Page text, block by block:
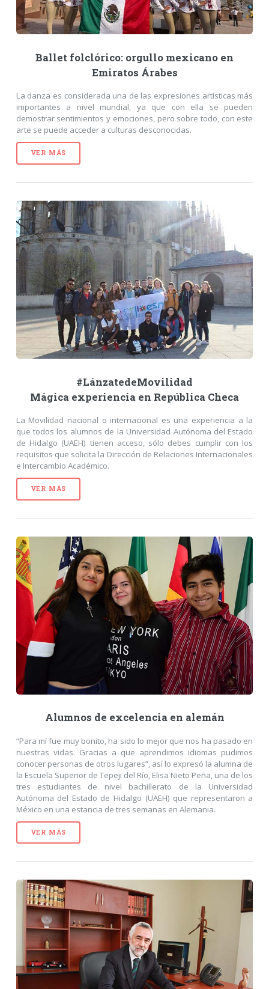
Ballet folclórico: orgullo mexicano en
Emiratos Árabes
La danza es considerada una de las expresiones artísticas más
importantes a nivel mundial, ya que con ella se pueden
demostrar sentimientos y emociones, pero sobre todo, con este
arte se puede acceder a culturas desconocidas.
VER MÁS
#LánzatedeMovilidad
Mágica experiencia en República Checa
La Movilidad nacional o internacional es una experiencia a la
que todos los alumnos de la Universidad Autónoma del Estado
de Hidalgo (UAEH) tienen acceso, sólo debes cumplir con los
requisitos que solicita la Dirección de Relaciones Internacionales
e Intercambio Académico.
VER MÁS
Alumnos de excelencia en alemán
“Para mí fue muy bonito, ha sido lo mejor que nos ha pasado en
nuestras vidas. Gracias a que aprendimos idiomas pudimos
conocer personas de otros lugares”, así lo expresó la alumna de
la Escuela Superior de Tepeji del Río, Elisa Nieto Peña, una de los
tres estudiantes de nivel bachillerato de la Universidad
Autónoma del Estado de Hidalgo (UAEH) que representaron a
México en una estancia de tres semanas en Alemania.
VER MÁS